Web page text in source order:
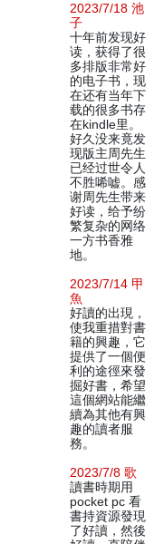
2023/7/18 池
子
十年前发现好
读，获得了很
多排版非常好
的电子书，现
在还有当年下
载的很多书存
在kindle里。
好久没来竟发
现版主周先生
已经过世令人
不胜唏嘘。感
谢周先生带来
好读，给予纷
繁复杂的网络
一方书香雅
地。
2023/7/14 甲
魚
好讀的出現，
使我重措對書
籍的興趣，它
提供了一個便
利的途徑來發
掘好書，希望
這個網站能繼
續為其他有興
趣的讀者服
務。
2023/7/8 歌
讀書時期用
pocket pc 看
書持資源發現
了好讀，然後